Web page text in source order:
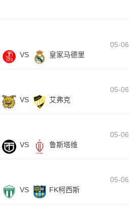
05-06
VS 皇家马德里
05-06
VS 艾弗克
05-06
VS 鲁斯塔维
05-06
VS FK柯西斯